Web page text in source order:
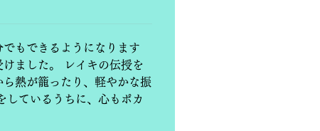
もできるようになります
ました。 レイキの伝授を
熱が籠ったり、軽やかな振
しているうちに、心もポカ